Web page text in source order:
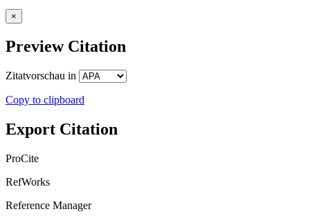
×
Preview Citation
Zitatvorschau in
Copy to clipboard
Export Citation
ProCite
RefWorks
Reference Manager